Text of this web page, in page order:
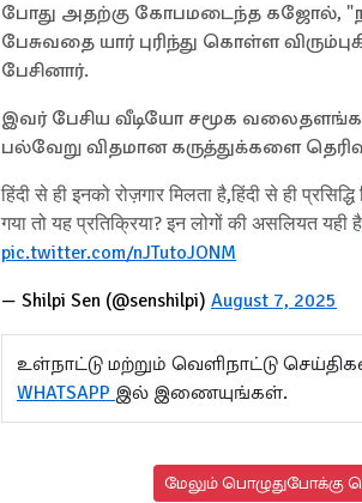
போது அதற்கு கோபமடைந்த கஜோல்,
பேசுவதை யார் புரிந்து கொள்ள
பேசினார்.
இவர் பேசிய வீடியோ சமூக
பல்வேறு விதமான கருத்துக்களை
हिंदी से ही इनको रोज़गार मिलता है,हिंदी से ही
गया तो यह प्रतिक्रिया? इन लोगों की असलियत यही है
pic.twitter.com/nJTutoJONM
— Shilpi Sen (@senshilpi) August 7, 2025
உள்நாட்டு மற்றும் வெளிநாட்டு
WHATSAPP இல் இணையுங்கள்.
மேலும்